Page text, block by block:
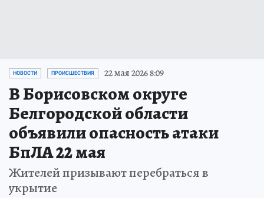
НОВОСТИ ПРОИСШЕСТВИЯ 22 мая 2026 8:09
В Борисовском округе
Белгородской области
объявили опасность атаки
БпЛА 22 мая
Жителей призывают перебраться в
укрытие